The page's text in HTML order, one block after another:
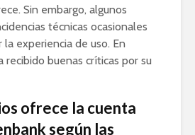
Sin embargo, algunos
técnicas ocasionales
experiencia de uso. En
recibido buenas críticas por su
ofrece la cuenta
según las